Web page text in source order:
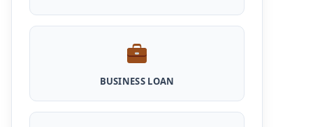
Haryana Milk Production Incentive
Scheme Loan: इस स्कीम से पशु डेयरी खोलने के लिए
मिलता है 5 लाख का लोन, 5 साल नहीं लगता ब्याज
Shilpi Samridhi Loan Scheme: इस सरकारी
लोन, लगता है कम ब्याज और 50% सब्सिडी
Cattle and Murrah Development Yojana:
BUSINESS LOAN